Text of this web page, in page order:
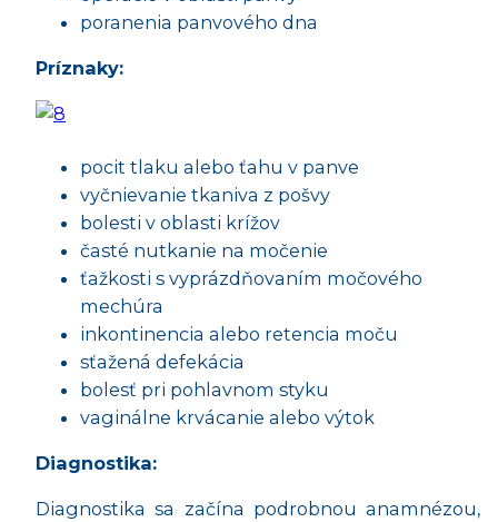
poranenia panvového dna
Príznaky:
pocit tlaku alebo ťahu v panve
vyčnievanie tkaniva z pošvy
bolesti v oblasti krížov
časté nutkanie na močenie
ťažkosti s vyprázdňovaním močového
mechúra
inkontinencia alebo retencia moču
sťažená defekácia
bolesť pri pohlavnom styku
vaginálne krvácanie alebo výtok
Diagnostika:
Diagnostika sa začína podrobnou anamnézou,